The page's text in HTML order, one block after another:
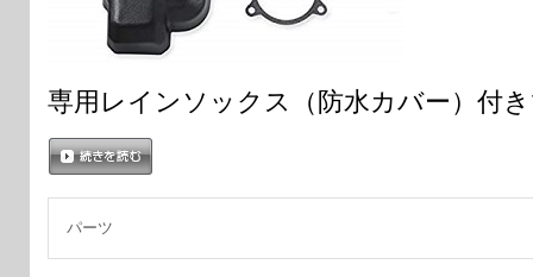
専用レインソックス（防水カバー）付
パーツ